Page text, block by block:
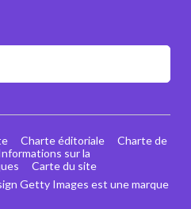
Getty Images est une marque
Charte éditoriale
Charte de
sur la
Carte du site